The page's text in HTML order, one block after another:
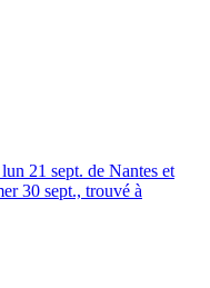
21 sept. de Nantes et
30 sept., trouvé à